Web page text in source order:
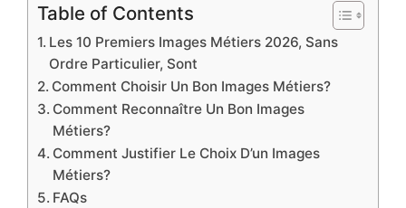
Table of Contents
Les 10 Premiers Images Métiers 2026, Sans
Ordre Particulier, Sont
Comment Choisir Un Bon Images Métiers?
Comment Reconnaître Un Bon Images
Métiers?
Comment Justifier Le Choix D’un Images
Métiers?
FAQs